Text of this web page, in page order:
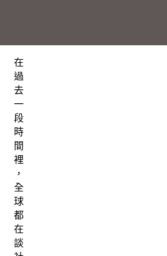
在
過
去
一
段
時
間
裡
，
全
球
都
在
談